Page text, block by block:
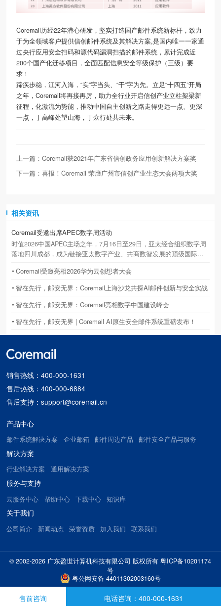
Coremail历经22年潜心研发，坚实打造国产邮件系统新标杆，致力
于为全领域客户提供信创邮件系统及其解决方案,是国内唯一一家通
过央行应用安全扫码和源代码漏洞扫描的邮件系统，累计完成近
200个国产化迁移项目，全面匹配信息安全等级保护（三级）要
求！
蹄疾步稳，江河入海，“实”字当头、“干”字为先。立足“十四五”开局
之年，Coremail将再接再厉，助力全行业开启信创产业立柱架梁新
征程，化激流为势能，推动中国自主创新之路走得更远一点、更深
一点，于高峰处望山海，于众行处共未来。
上一篇：Coremail获2021年广东省信创政务应用创新解决方案奖
下一篇：喜报！Coremail 荣膺广州市信创产业生态大会两项大奖
相关资讯
Coremail受邀出席APEC数字周活动
时值2026中国APEC主场之年，7月16日至29日，亚太经合组织数字周
落地四川成都，成为链接亚太数字产业、共商数智发展的顶级国际盛
方特邀，作为中方代表深度参与本次高规格国际活动并发表主题演
讲。
Coremail受邀亮相2026华为云创想者大会
智在先行，邮安无界：Coremail上海沙龙共探AI邮件创新与安全实战
智在先行，邮安无界：Coremail亮相数字中国建设峰会
智在先行，邮安无界 | Coremail AI原生安全邮件系统重磅发布！
售前咨询 电话咨询：400-000-1631
销售热线：400-000-1631
售后热线：400-000-6884
售后支持：support@coremail.cn
产品中心
邮件系统解决方案 企业邮箱 邮件周边产品 邮件安全产品与服务
解决方案
行业解决方案 通用解决方案
服务与支持
云服务中心 帮助中心 下载中心 知识库
关于我们
公司简介 新闻动态 荣誉资质 加入我们 联系我们
© 2002-2026 广东盈世计算机科技有限公司 版权所有粤ICP备10201174
号
粤公网安备 44011302003160号